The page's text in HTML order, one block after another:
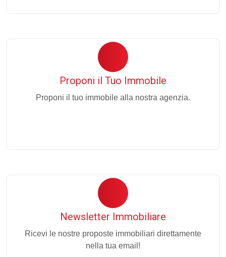
Proponi il Tuo Immobile
Proponi il tuo immobile alla nostra agenzia.
Newsletter Immobiliare
Ricevi le nostre proposte immobiliari direttamente
nella tua email!